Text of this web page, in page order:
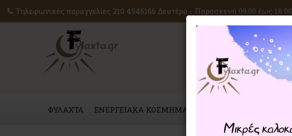
Τηλεφωνικές παραγγελίες 210 4946166 Δευτέρα - Παρασκευή 09:00 έως 18:00
ΦΥΛΑΧΤΑ ΕΝΕΡΓΕΙΑΚΑ ΚΟΣΜΗΜΑΤΑ